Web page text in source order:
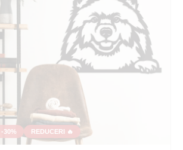
-30% REDUCERI 🔥